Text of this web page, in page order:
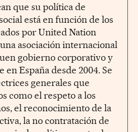
que su política de
está en función de los
por United Nation
asociación internacional
gobierno corporativo y
en España desde 2004. Se
generales que
como el respeto a los
el reconocimiento de la
la no contratación de